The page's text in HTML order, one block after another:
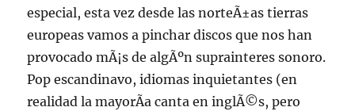
especial, esta vez desde las norteÃ±as tierras
europeas vamos a pinchar discos que nos han
provocado mÃ¡s de algÃºn suprainteres sonoro.
Pop escandinavo, idiomas inquietantes (en
realidad la mayorÃ­a canta en inglÃ©s, pero